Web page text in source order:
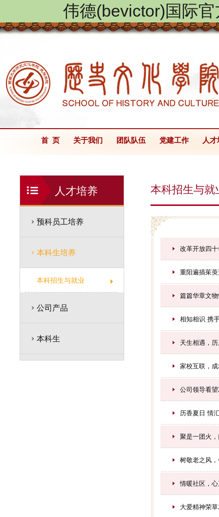
伟德(bevictor)国际
首 页 关于我们 团队队伍 党建工作 人
人才培养
预科员工培养
本科生培养
本科招生与就业
公司产品
本科生
本科招生与就
改革开放四
重阳遍插茱
篇篇华章文
相知相识 携
天生相遇，
家校互联，
公司领导看
历香夏日 情
聚是一团火
树敬老之风
情暖社区，
大爱精神荣